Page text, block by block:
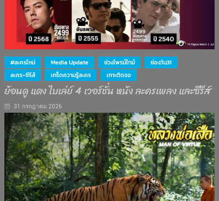
#ละครใหม่ Media Update ช่วงไพรม์ไทม์
ช่องวัน31
ละคร-ซีรีส์
เกร็ดความรู้ละคร เกาะติดจอ
ย้อนดู แดง ไบเล่ย์ 4 เวอร์ชั่น หนัง ละครเพลง และซีรีส์
31 กรกฎาคม 2026